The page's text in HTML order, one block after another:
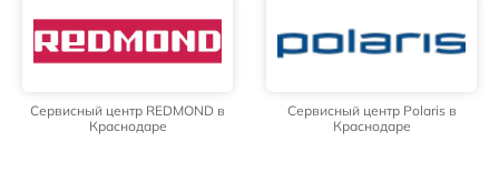
Сервисный центр REDMOND в
Краснодаре
Сервисный центр Polaris в
Краснодаре